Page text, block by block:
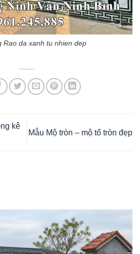
Rao da xanh tu nhien dep
kê
Mẫu Mộ tròn – mộ tổ tròn đẹp